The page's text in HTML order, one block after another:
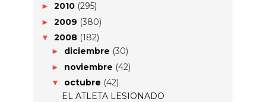
► 2010 (295)
► 2009 (380)
▼ 2008 (182)
► diciembre (30)
► noviembre (42)
▼ octubre (42)
EL ATLETA LESIONADO